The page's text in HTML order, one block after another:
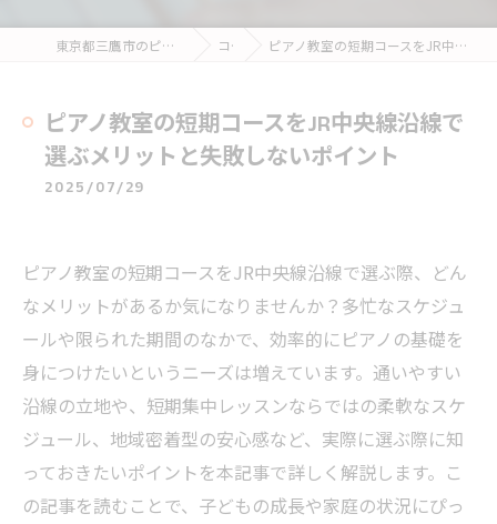
東京都三鷹市のピアノ教室ならよしみピアノ教室 コラム ピアノ教室の短期コースをJR中央線沿線で選ぶメリットと失敗しないポイント
ピアノ教室の短期コースをJR中央線沿線で
選ぶメリットと失敗しないポイント
2025/07/29
ピアノ教室の短期コースをJR中央線沿線で選ぶ際、どん
なメリットがあるか気になりませんか？多忙なスケジュ
ールや限られた期間のなかで、効率的にピアノの基礎を
身につけたいというニーズは増えています。通いやすい
沿線の立地や、短期集中レッスンならではの柔軟なスケ
ジュール、地域密着型の安心感など、実際に選ぶ際に知
っておきたいポイントを本記事で詳しく解説します。こ
の記事を読むことで、子どもの成長や家庭の状況にぴっ